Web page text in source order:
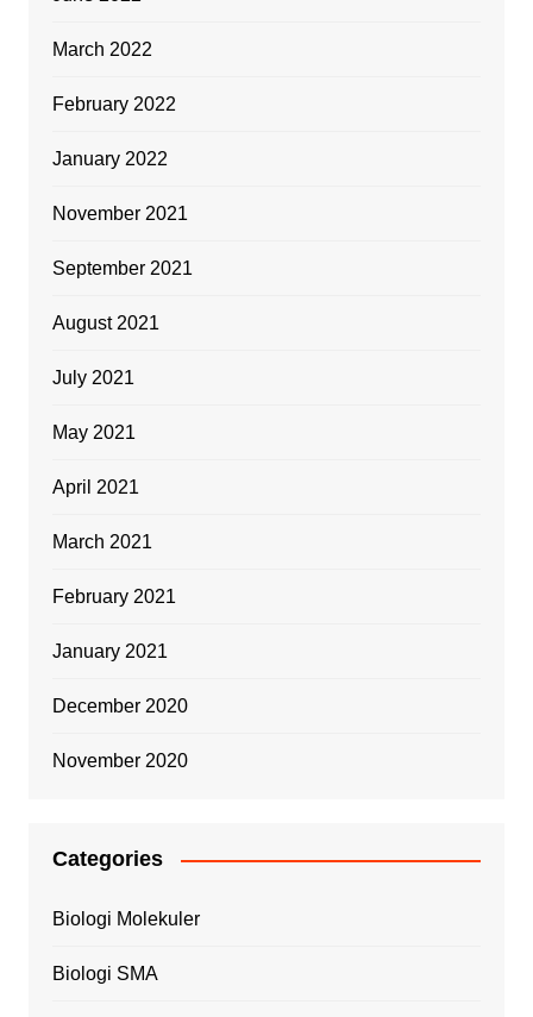
March 2022
February 2022
January 2022
November 2021
September 2021
August 2021
July 2021
May 2021
April 2021
March 2021
February 2021
January 2021
December 2020
November 2020
Categories
Biologi Molekuler
Biologi SMA